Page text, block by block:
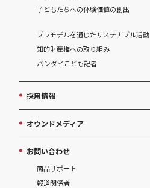
子どもたちへの体験価値の創出
プラモデルを通じたサステナブル活動
知的財産権への取り組み
バンダイこども記者
採用情報
オウンドメディア
お問い合わせ
商品サポート
報道関係者